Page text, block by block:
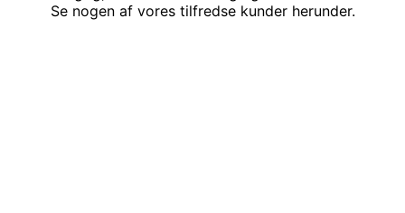
Se nogen af vores tilfredse kunder herunder.